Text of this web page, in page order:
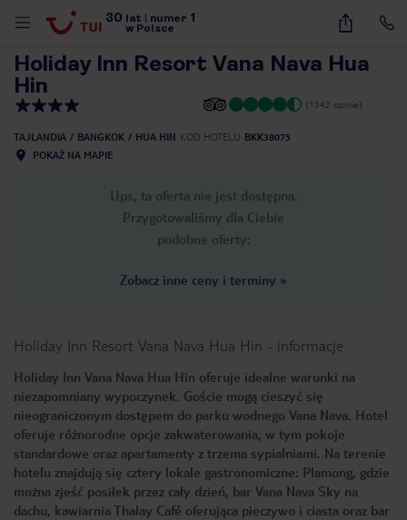
30 lat numer 1
w Polsce
25
Holiday Inn Resort Vana Nava Hua
Hin
(1342 opinie)
TAJLANDIA BANGKOK HUA HIN KOD HOTELU BKK38075
POKAŻ NA MAPIE
Ups, ta oferta nie jest dostępna.
Przygotowaliśmy dla Ciebie
podobne oferty:
Zobacz inne ceny i terminy »
Holiday Inn Resort Vana Nava Hua Hin - informacje
Holiday Inn Vana Nava Hua Hin oferuje idealne warunki na
niezapomniany wypoczynek. Goście mogą cieszyć się
nieograniczonym dostępem do parku wodnego Vana Nava. Hotel
oferuje różnorodne opcje zakwaterowania, w tym pokoje
standardowe oraz apartamenty z trzema sypialniami. Na terenie
hotelu znajdują się cztery lokale gastronomiczne: Plamong, gdzie
można zjeść posiłek przez cały dzień, bar Vana Nava Sky na
dachu, kawiarnia Thalay Café oferująca pieczywo i ciasta oraz bar